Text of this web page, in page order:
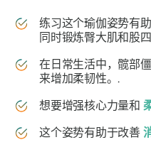
练习这个瑜伽姿势有
同时锻炼臀大肌和股四
在日常生活中，髋部
来增加柔韧性。.
想要增强核心力量和
这个姿势有助于改善